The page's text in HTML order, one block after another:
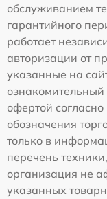
обслуживанием
гарантийного
работает
авторизации от
указанные на
офертой
обозначения
только в
перечень
организация не
указанных